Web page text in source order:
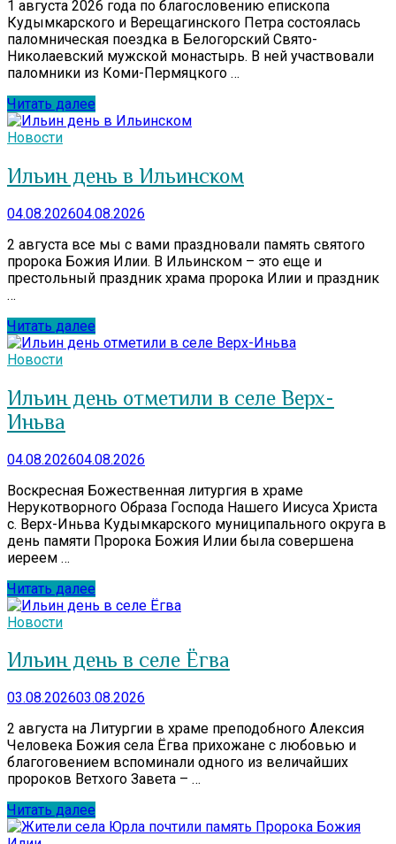
1 августа 2026 года по благословению епископа
Кудымкарского и Верещагинского Петра состоялась
паломническая поездка в Белогорский Свято-
Николаевский мужской монастырь. В ней участвовали
паломники из Коми-Пермяцкого …
Читать далее
Новости
Ильин день в Ильинском
04.08.202604.08.2026
2 августа все мы с вами праздновали память святого
пророка Божия Илии. В Ильинском – это еще и
престольный праздник храма пророка Илии и праздник
…
Читать далее
Новости
Ильин день отметили в селе Верх-
Иньва
04.08.202604.08.2026
Воскресная Божественная литургия в храме
Нерукотворного Образа Господа Нашего Иисуса Христа
с. Верх-Иньва Кудымкарского муниципального округа в
день памяти Пророка Божия Илии была совершена
иереем …
Читать далее
Новости
Ильин день в селе Ёгва
03.08.202603.08.2026
2 августа на Литургии в храме преподобного Алексия
Человека Божия села Ёгва прихожане с любовью и
благоговением вспоминали одного из величайших
пророков Ветхого Завета – …
Читать далее